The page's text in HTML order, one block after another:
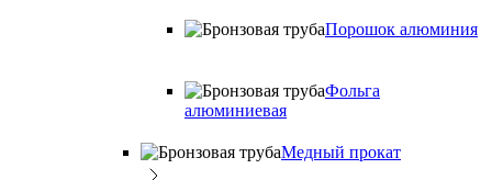
Порошок алюминия
Фольга
алюминиевая
Медный прокат